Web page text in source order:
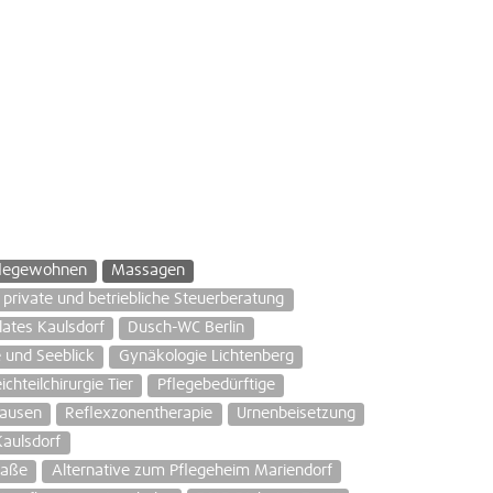
Massagen
private und betriebliche Steuerberatung
Kaulsdorf
Dusch-WC Berlin
und Seeblick
Gynäkologie Lichtenberg
Tier
Pflegebedürftige
Reflexzonentherapie
Urnenbeisetzung
Alternative zum Pflegeheim Mariendorf